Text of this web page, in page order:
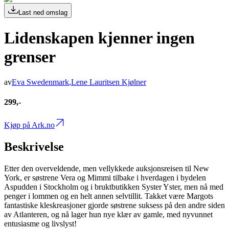
Last ned omslag
Lidenskapen kjenner ingen
grenser
avEva Swedenmark,Lene Lauritsen Kjølner
299,-
Kjøp på Ark.no
Beskrivelse
Etter den overveldende, men vellykkede auksjonsreisen til New
York, er søstrene Vera og Mimmi tilbake i hverdagen i bydelen
Aspudden i Stockholm og i bruktbutikken Syster Yster, men nå med
penger i lommen og en helt annen selvtillit. Takket være Margots
fantastiske kleskreasjoner gjorde søstrene suksess på den andre siden
av Atlanteren, og nå lager hun nye klær av gamle, med nyvunnet
entusiasme og livslyst!